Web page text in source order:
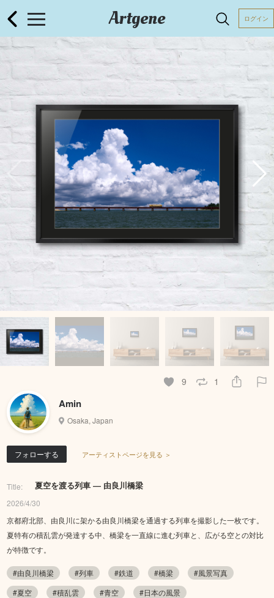
Artgene ログイン
9 1
Amin
Osaka, Japan
フォローする アーティストページを見る ＞
Title: 夏空を渡る列車 ― 由良川橋梁
2026/4/30
京都府北部、由良川に架かる由良川橋梁を通過する列車を撮影した一枚です。
夏特有の積乱雲が発達する中、橋梁を一直線に進む列車と、広がる空との対比
が特徴です。
#由良川橋梁 #列車 #鉄道 #橋梁
#風景写真
#夏空
#積乱雲 #青空
#日本の風景